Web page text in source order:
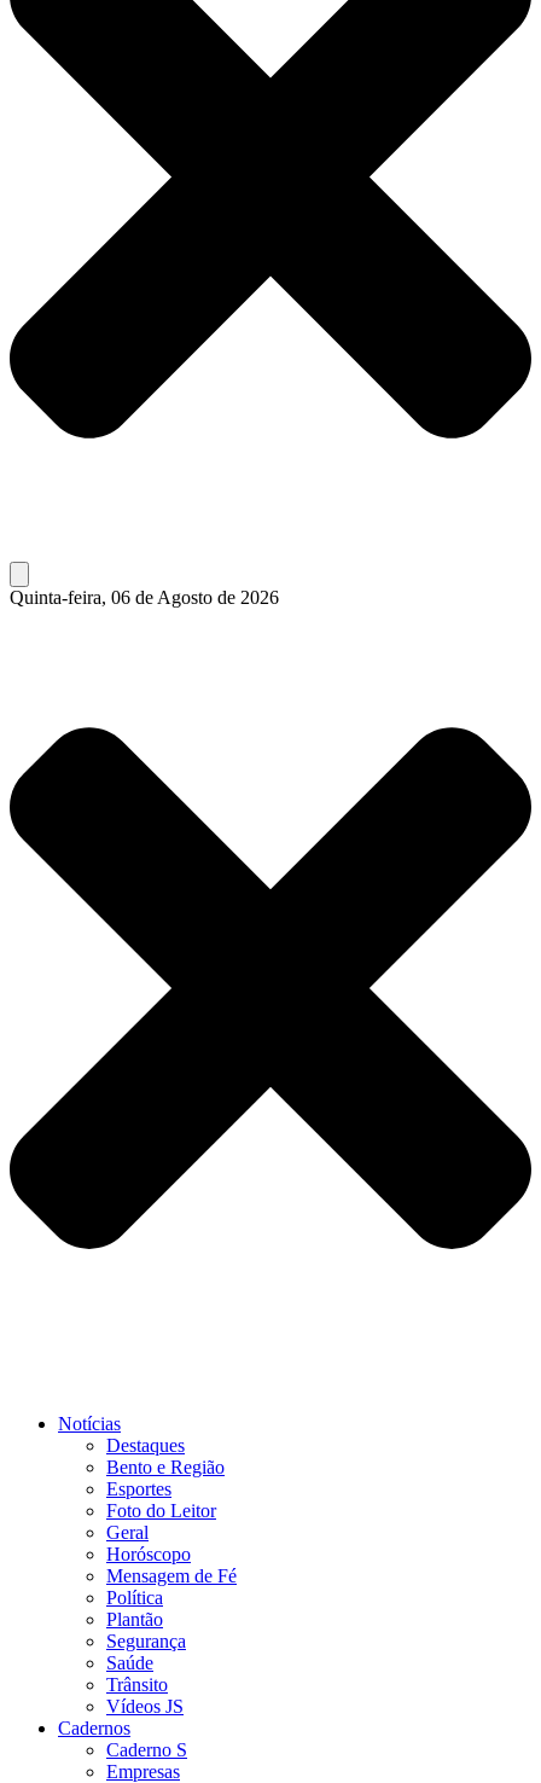
Quinta-feira, 06 de Agosto de 2026
Notícias
Destaques
Bento e Região
Esportes
Foto do Leitor
Geral
Horóscopo
Mensagem de Fé
Política
Plantão
Segurança
Saúde
Trânsito
Vídeos JS
Cadernos
Caderno S
Empresas